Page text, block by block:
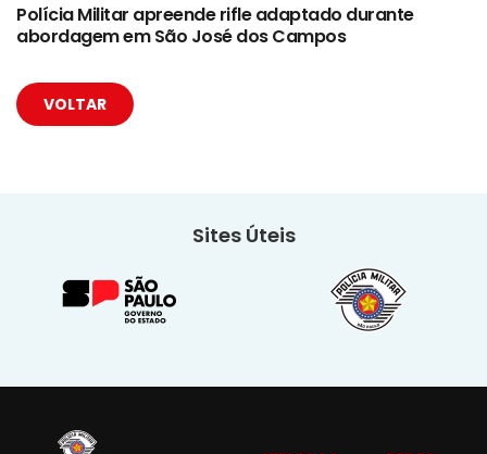
Polícia Militar apreende rifle adaptado durante
abordagem em São José dos Campos
VOLTAR
Sites Úteis